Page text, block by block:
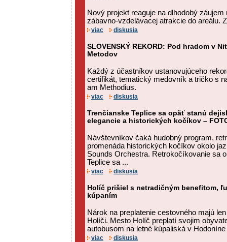
Nový projekt reaguje na dlhodobý
zábavno-vzdelávacej atrakcie do areálu.
viac diskusia
SLOVENSKÝ REKORD: Pod hradom v
Metodov
Každý z účastníkov ustanovujúceho
certifikát, tematický medovník a tričko s
am Methodius.
viac diskusia
Trenčianske Teplice sa opäť stanú
elegancie a historických kočíkov –
Návštevníkov čaká hudobný program,
promenáda historických kočíkov okolo
Sounds Orchestra. Retrokočíkovanie sa
Teplice sa ...
viac diskusia
Holíč prišiel s netradičným benefitom,
kúpaním
Nárok na preplatenie cestovného majú
Holíči. Mesto Holíč preplatí svojim
autobusom na letné kúpaliská v
viac diskusia